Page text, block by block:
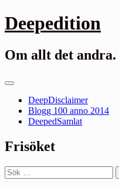
Gå
till
Deepedition
Om allt det andra.
Primär
DeepDisclaimer
Blogg 100 anno 2014
DeepedSamlat
Frisöket
Sök
efter: